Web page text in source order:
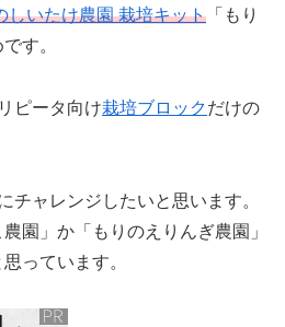
しいたけ農園 栽培キット 「もり
す。
ピータ向け栽培ブロックだけの
チャレンジしたいと思います。
園」か「もりのえりんぎ農園」
っています。